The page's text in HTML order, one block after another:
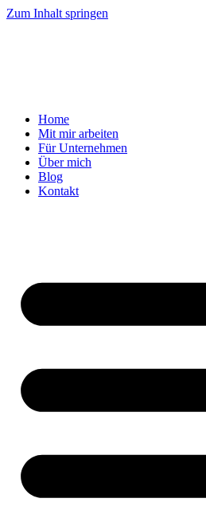
Zum Inhalt springen
Home
Mit mir arbeiten
Für Unternehmen
Über mich
Blog
Kontakt